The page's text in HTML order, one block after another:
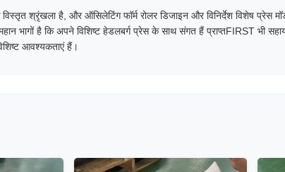
विस्तृत श्रृंखला है, और ऑसिलेटिंग फॉर्म रोलर डिजाइन और विनिर्देश विशेष
भागों है कि अपने विशिष्ट हेडलबर्ग प्रेस के साथ संगत हैं प्राप्तFIRST भी
आवश्यकताएं हैं।